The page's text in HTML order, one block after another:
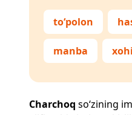
to‘polon
manba
Charchoq so‘zining